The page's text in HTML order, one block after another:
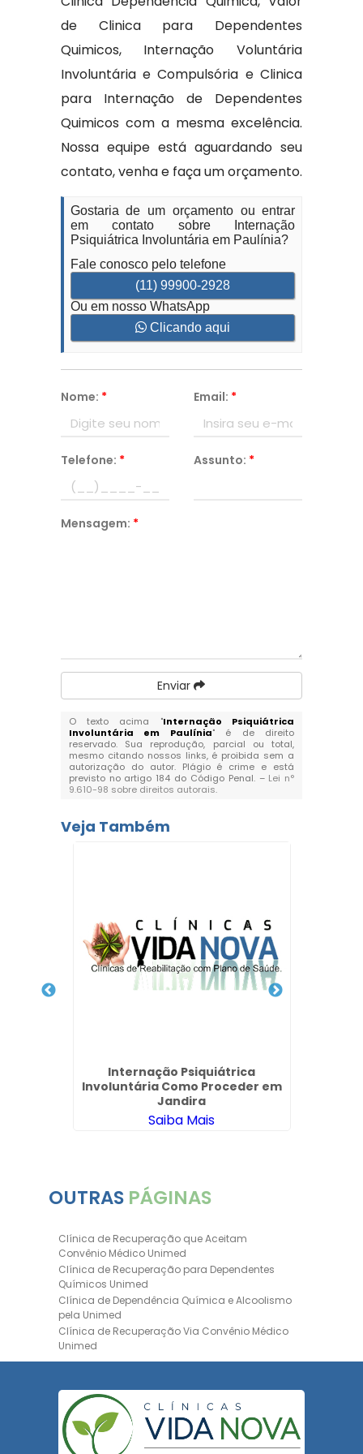
de Clinica para Dependentes
Quimicos, Internação Voluntária
Involuntária e Compulsória e Clinica
para Internação de Dependentes
Quimicos com a mesma excelência.
Nossa equipe está aguardando seu
contato, venha e faça um orçamento.
Gostaria de um orçamento ou entrar
em contato sobre Internação
Psiquiátrica Involuntária em Paulínia?
Fale conosco pelo telefone
(11) 99900-2928
Ou em nosso WhatsApp
Clicando aqui
Nome: * Email: *
Telefone: * Assunto: *
Mensagem: *
Enviar
O texto acima "Internação Psiquiátrica
Involuntária em Paulínia" é de direito
reservado. Sua reprodução, parcial ou total,
mesmo citando nossos links, é proibida sem a
autorização do autor. Plágio é crime e está
previsto no artigo 184 do Código Penal. – Lei n°
9.610-98 sobre direitos autorais.
Veja Também
Internação Psiquiátrica
Involuntária Como Proceder em
Jandira
Saiba Mais
OUTRAS PÁGINAS
Clínica de Recuperação que Aceitam
Convênio Médico Unimed
Clínica de Recuperação para Dependentes
Químicos Unimed
Clínica de Dependência Química e Alcoolismo
pela Unimed
Clínica de Recuperação Via Convênio Médico
Unimed
Clínica de Recuperação Convênio Bradesco
Bradesco Saúde
Hospital Psiquiátrico para Dependentes
Químicos Unimed
Internação Unimed para Dependentes